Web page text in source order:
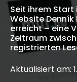
Seit ihrem Start
Website
erreicht – eine
Zeitraum
registrierten
Aktualisiert am: